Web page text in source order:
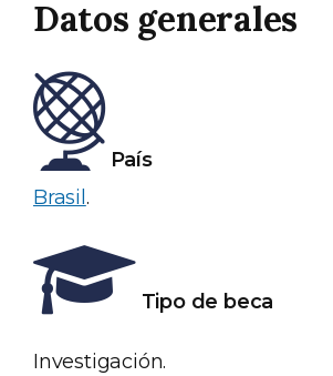
Datos generales
País
Brasil .
Tipo de beca
Investigación.